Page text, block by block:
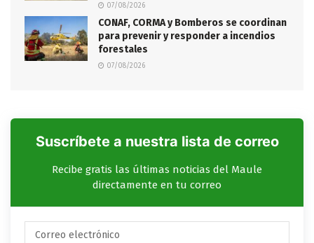
07/08/2026
CONAF, CORMA y Bomberos se coordinan
para prevenir y responder a incendios
forestales
07/08/2026
Suscríbete a nuestra lista de correo
Recibe gratis las últimas noticias del Maule
directamente en tu correo